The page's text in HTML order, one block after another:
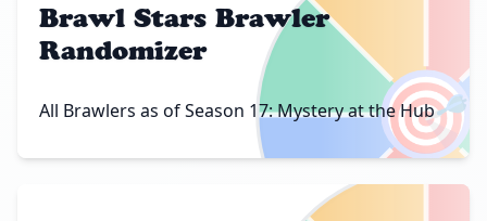
🎯
Brawl Stars Brawler
Randomizer
All Brawlers as of Season 17: Mystery at the Hub